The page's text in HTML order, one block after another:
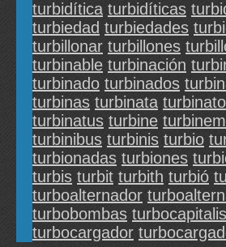
turbidítica turbidíticas
turbiedad turbiedades
turbillonar turbillones
turbinable turbinación
turbinado turbinados
turbinas turbinata turbinato
turbinatus turbine turbinem
turbinibus turbinis turbio
turbionadas turbiones
turbis turbit turbith turbió
turboalternador
turbobombas
turbocargador